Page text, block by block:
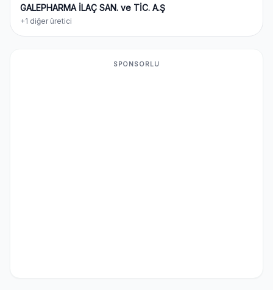
GALEPHARMA İLAÇ SAN. ve TİC. A.Ş
+1 diğer üretici
SPONSORLU